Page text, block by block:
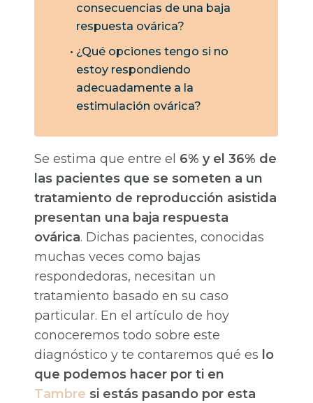
consecuencias de una baja
respuesta ovárica?
¿Qué opciones tengo si no
estoy respondiendo
adecuadamente a la
estimulación ovárica?
Se estima que entre el 6% y el 36% de
las pacientes que se someten a un
tratamiento de reproducción asistida
presentan una baja respuesta
ovárica. Dichas pacientes, conocidas
muchas veces como bajas
respondedoras, necesitan un
tratamiento basado en su caso
particular. En el artículo de hoy
conoceremos todo sobre este
diagnóstico y te contaremos qué es lo
que podemos hacer por ti en
Tambre si estás pasando por esta